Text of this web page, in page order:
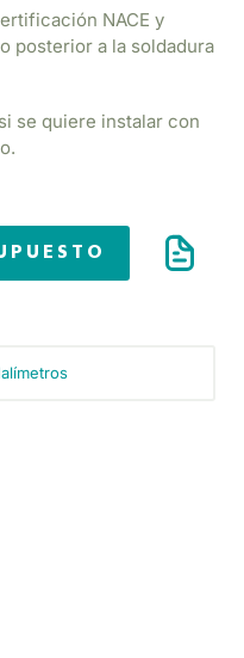
NACE y
posterior a la soldadura
se quiere instalar con